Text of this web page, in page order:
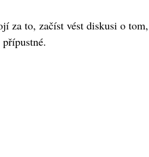
za to, začíst vést diskusi o